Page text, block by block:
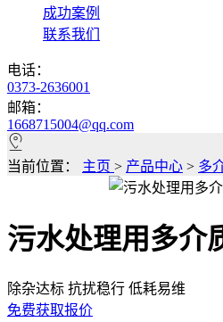
成功案例
联系我们
电话：
0373-2636001
邮箱：
1668715004@qq.com
当前位置： 主页 > 产品中心 > 多
污水处理用多介
除杂达标 抗扰稳行 低耗易维
免费获取报价